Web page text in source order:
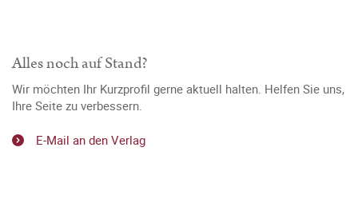
Alles noch auf Stand?
Wir möchten Ihr Kurzprofil gerne aktuell halten. Helfen Sie uns,
Ihre Seite zu verbessern.
E-Mail an den Verlag